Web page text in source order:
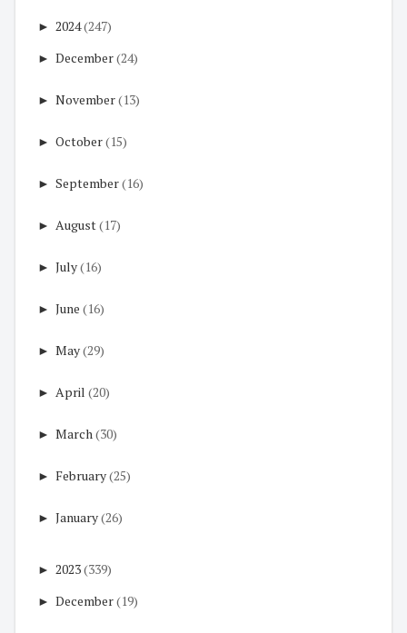
► 2024(247)
► December(24)
► November(13)
► October(15)
► September(16)
► August(17)
► July(16)
► June (16)
► May(29)
► April (20)
► March(30)
► February(25)
► January(26)
► 2023(339)
► December(19)